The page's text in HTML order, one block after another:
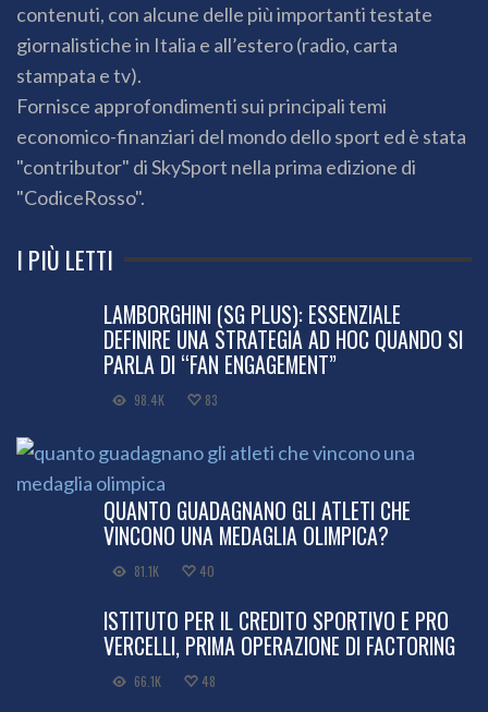
contenuti, con alcune delle più importanti testate
giornalistiche in Italia e all’estero (radio, carta
stampata e tv).
Fornisce approfondimenti sui principali temi
economico-finanziari del mondo dello sport ed è stata
"contributor" di SkySport nella prima edizione di
"CodiceRosso".
I PIÙ LETTI
LAMBORGHINI (SG PLUS): ESSENZIALE
DEFINIRE UNA STRATEGIA AD HOC QUANDO SI
PARLA DI “FAN ENGAGEMENT”
98.4K 83
QUANTO GUADAGNANO GLI ATLETI CHE
VINCONO UNA MEDAGLIA OLIMPICA?
81.1K 40
ISTITUTO PER IL CREDITO SPORTIVO E PRO
VERCELLI, PRIMA OPERAZIONE DI FACTORING
66.1K 48